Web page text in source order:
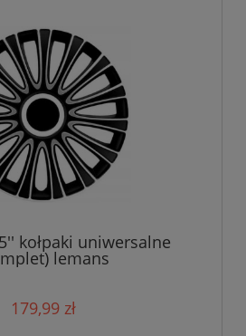
kołpaki uniwersalne
lemans
179,99 zł